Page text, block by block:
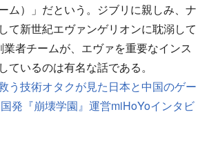
ム）」だという。ジブリに親しみ、ナ
て新世紀エヴァンゲリオンに耽溺して
者チームが、エヴァを重要なインス
ているのは有名な話である。
う技術オタクが見た日本と中国のゲー
発『崩壊学園』運営miHoYoインタビ